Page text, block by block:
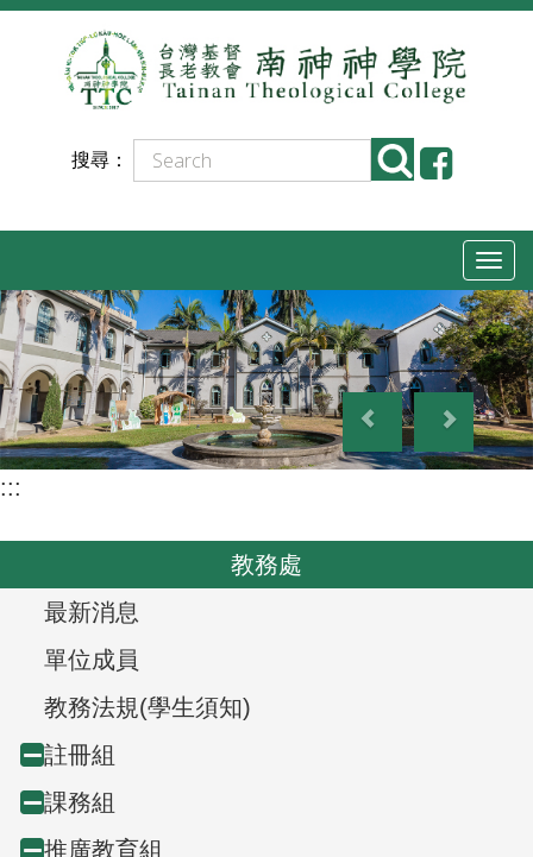
跳
搜尋：
T
o
g
g
l
e
i
P
r
e
o
e
x
:::
教務處
T
r
e
e
v
i
最新消息
單位成員
教務法規(學生須知)
Collapse
node
註冊組
Collapse
課務組
推廣教育組